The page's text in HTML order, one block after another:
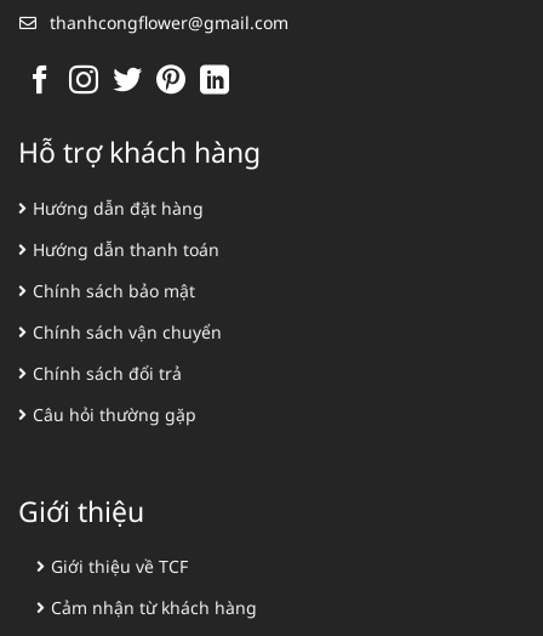
thanhcongflower@gmail.com
Hỗ trợ khách hàng
Hướng dẫn đặt hàng
Hướng dẫn thanh toán
Chính sách bảo mật
Chính sách vận chuyển
Chính sách đổi trả
Câu hỏi thường gặp
Giới thiệu
Giới thiệu về TCF
Cảm nhận từ khách hàng